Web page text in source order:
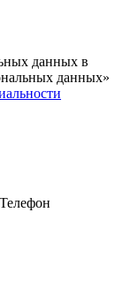
данных в
данных»
Телефон